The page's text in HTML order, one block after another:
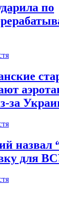
по
за
назвал
для